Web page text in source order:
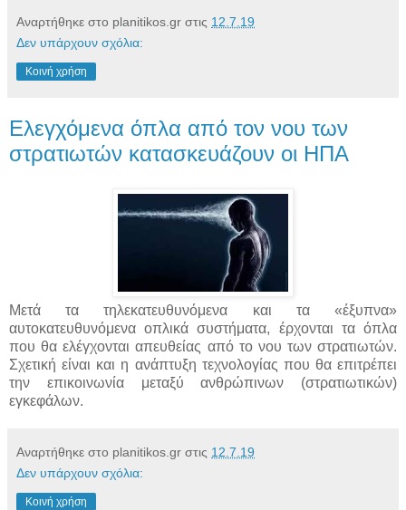
Αναρτήθηκε στο planitikos.gr στις 12.7.19
Δεν υπάρχουν σχόλια:
Κοινή χρήση
Ελεγχόμενα όπλα από τον νου των
στρατιωτών κατασκευάζουν οι ΗΠΑ
Μετά τα τηλεκατευθυνόμενα και τα «έξυπνα»
αυτοκατευθυνόμενα οπλικά συστήματα, έρχονται τα όπλα
που θα ελέγχονται απευθείας από το νου των στρατιωτών.
Σχετική είναι και η ανάπτυξη τεχνολογίας που θα επιτρέπει
την επικοινωνία μεταξύ ανθρώπινων (στρατιωτικών)
εγκεφάλων.
Αναρτήθηκε στο planitikos.gr στις 12.7.19
Δεν υπάρχουν σχόλια:
Κοινή χρήση